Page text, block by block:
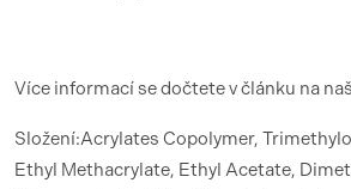
Více informací se dočtete v článku na
Složení:Acrylates Copolymer,
Ethyl Methacrylate, Ethyl Acetate,